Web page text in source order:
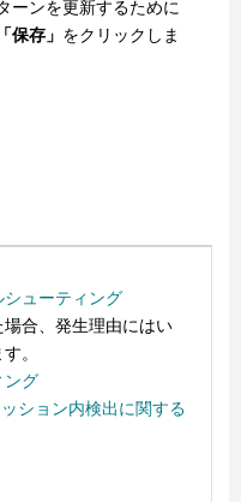
ーンを更新するために
「保存」 をクリックしま
ューティング
合、発生理由にはい
。
ング
ション内検出に関する